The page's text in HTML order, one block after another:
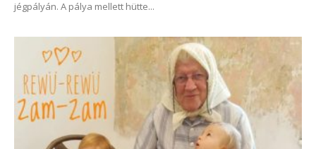
jégpályán. A pálya mellett hütte...